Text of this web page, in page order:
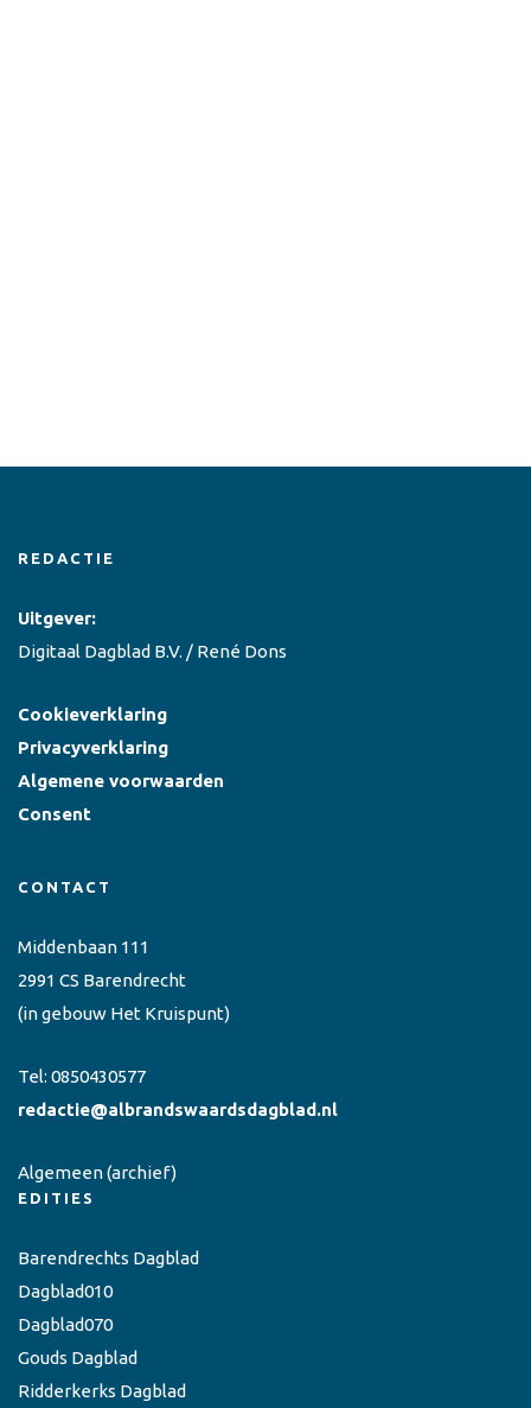
REDACTIE
Uitgever:
Digitaal Dagblad B.V. / René Dons
Cookieverklaring
Privacyverklaring
Algemene voorwaarden
Consent
CONTACT
Middenbaan 111
2991 CS Barendrecht
(in gebouw Het Kruispunt)
Tel: 0850430577
redactie@albrandswaardsdagblad.nl
Algemeen(archief)
EDITIES
Barendrechts Dagblad
Dagblad010
Dagblad070
Gouds Dagblad
Ridderkerks Dagblad